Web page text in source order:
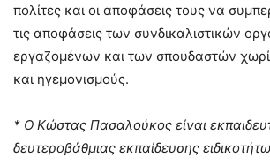
πολίτες και οι αποφάσεις τους να
τις αποφάσεις των συνδικαλιστικών
εργαζομένων και των σπουδαστών
και ηγεμονισμούς.
* Ο Κώστας Πασαλούκος είναι
δευτεροβάθμιας εκπαίδευσης